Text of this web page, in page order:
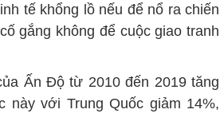
tế khổng lồ nếu để nổ ra chiến
gắng không để cuộc giao tranh
Ấn Độ từ 2010 đến 2019 tăng
này với Trung Quốc giảm 14%,